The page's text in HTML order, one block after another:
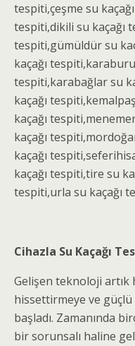
tespiti,çeşme su
tespiti,dikili su kaçağı
tespiti,gümüldürsu
kaçağı tespiti
tespiti,karabağlarsu
kaçağı tespiti
kaçağı tespiti
kaçağı tespiti
kaçağı tespiti
kaçağı tespiti,tire su
tespiti,urla su kaçağı
Cihazla Su Kaçağı
Gelişen teknoloji artık
hissettirmeye ve
başladı. Zamanında
bir sorunsalı haline